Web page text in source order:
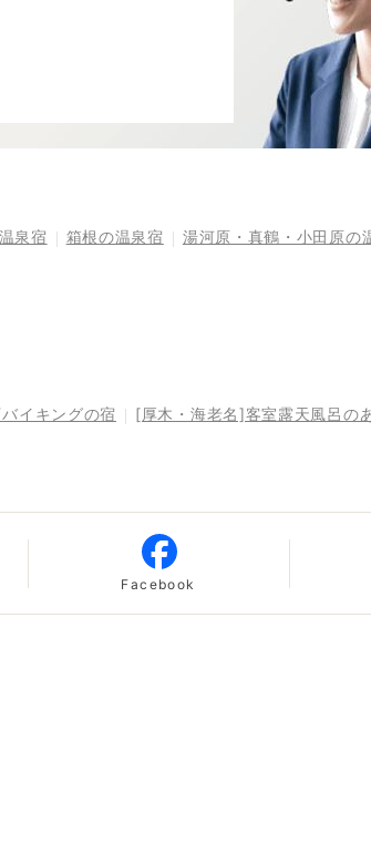
泉宿 箱根の温泉宿 湯河原・真鶴・小田原の
イキングの宿
[厚木・海老名]客室露天風呂の
Facebook